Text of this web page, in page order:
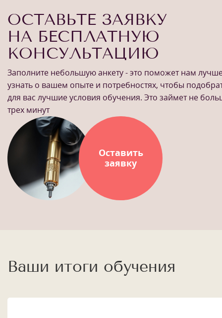
ОСТАВЬТЕ ЗАЯВКУ
НА БЕСПЛАТНУЮ
КОНСУЛЬТАЦИЮ
Заполните небольшую анкету - это поможет нам
узнать о вашем опыте и потребностях, чтобы
для вас лучшие условия обучения. Это займет не
трех минут
Оставить
заявку
Ваши итоги обучения